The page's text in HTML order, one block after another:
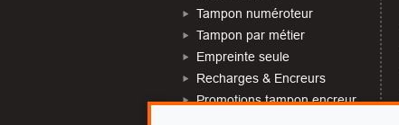
Tampon numéroteur
Tampon par métier
Empreinte seule
Recharges & Encreurs
Promotions tampon encreur